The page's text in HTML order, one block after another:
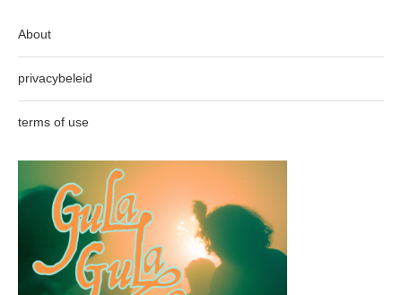
About
privacybeleid
terms of use